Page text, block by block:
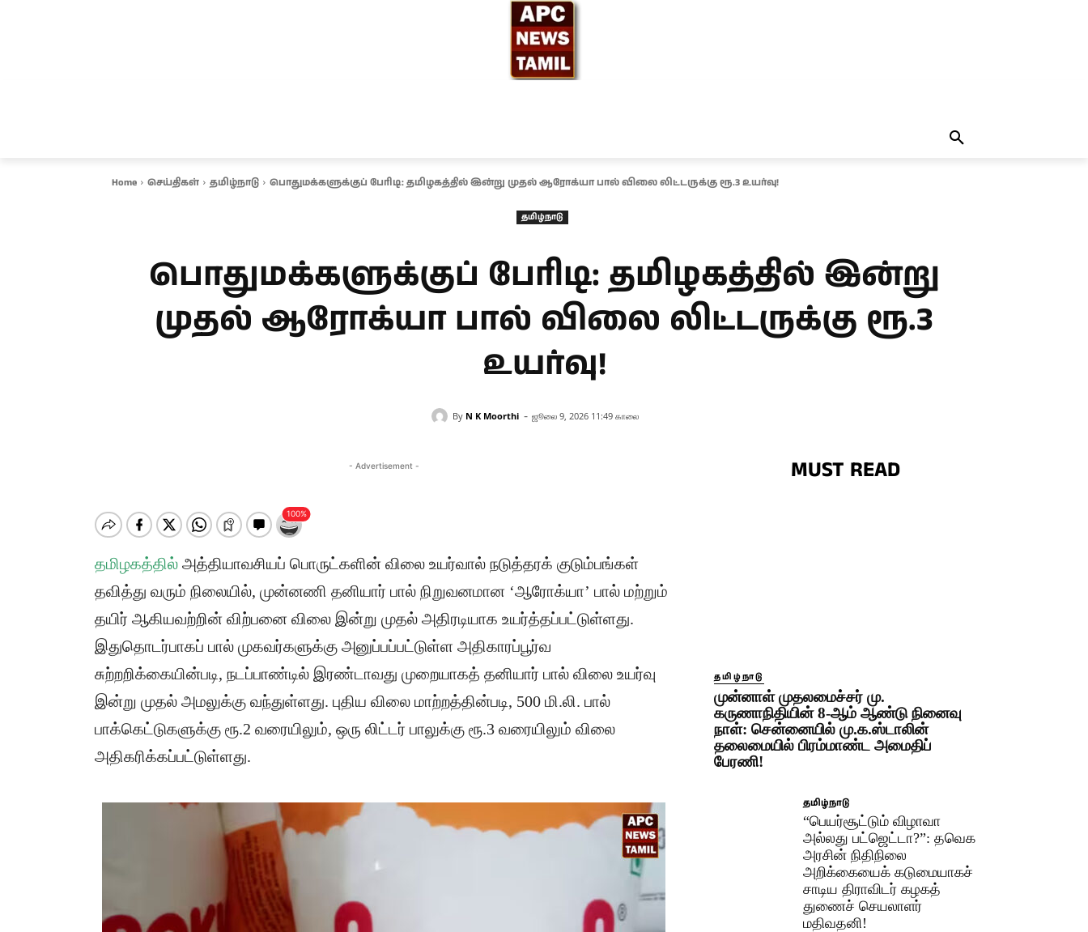
Home செய்திகள் தமிழ்நாடு பொதுமக்களுக்குப் பேரிடி: தமிழகத்தில் இன்று முதல் ஆரோக்யா பால் விலை லிட்டருக்கு ரூ.3 உயர்வு!
தமிழ்நாடு
பொதுமக்களுக்குப் பேரிடி: தமிழகத்தில் இன்று
முதல் ஆரோக்யா பால் விலை லிட்டருக்கு ரூ.3
உயர்வு!
By N K Moorthi - ஜூலை 9, 2026 11:49 காலை
- Advertisement -
தமிழகத்தில் அத்தியாவசியப் பொருட்களின் விலை உயர்வால் நடுத்தரக் குடும்பங்கள்
தவித்து வரும் நிலையில், முன்னணி தனியார் பால் நிறுவனமான ‘ஆரோக்யா’ பால் மற்றும்
தயிர் ஆகியவற்றின் விற்பனை விலை இன்று முதல் அதிரடியாக உயர்த்தப்பட்டுள்ளது.
​இதுதொடர்பாகப் பால் முகவர்களுக்கு அனுப்பப்பட்டுள்ள அதிகாரப்பூர்வ
சுற்றறிக்கையின்படி, நடப்பாண்டில் இரண்டாவது முறையாகத் தனியார் பால் விலை உயர்வு
இன்று முதல் அமலுக்கு வந்துள்ளது. புதிய விலை மாற்றத்தின்படி, 500 மி.லி. பால்
பாக்கெட்டுகளுக்கு ரூ.2 வரையிலும், ஒரு லிட்டர் பாலுக்கு ரூ.3 வரையிலும் விலை
அதிகரிக்கப்பட்டுள்ளது.
MUST READ
தமிழ்நாடு
முன்னாள் முதலமைச்சர் மு.
கருணாநிதியின் 8-ஆம் ஆண்டு நினைவு
நாள்: சென்னையில் மு.க.ஸ்டாலின்
தலைமையில் பிரம்மாண்ட அமைதிப்
பேரணி!
தமிழ்நாடு
“பெயர்சூட்டும் விழாவா
அல்லது பட்ஜெட்டா?”: தவெக
அரசின் நிதிநிலை
அறிக்கையைக் கடுமையாகச்
சாடிய திராவிடர் கழகத்
துணைச் செயலாளர்
மதிவதனி!